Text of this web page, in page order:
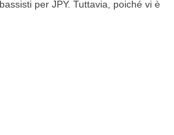
per JPY. Tuttavia, poiché vi è